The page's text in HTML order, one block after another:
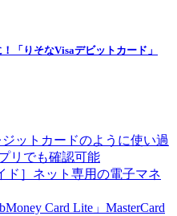
「りそなVisaデビットカード」
ットカードのように使い過
リでも確認可能
ド］ネット専用の電子マネ
Card Lite」MasterCard